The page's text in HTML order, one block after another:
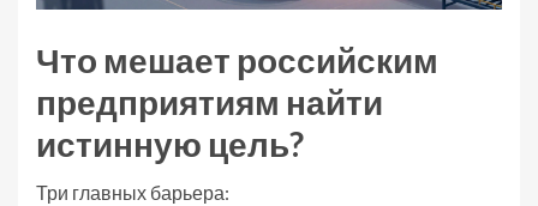
Что мешает российским
предприятиям найти
истинную цель?
Три главных барьера: